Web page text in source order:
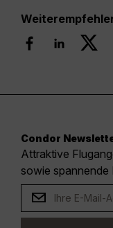
Condor
Attraktive
sowie spannende